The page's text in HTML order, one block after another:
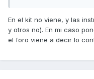
En el kit no viene, y las
y otros no). En mi caso
el foro viene a decir lo